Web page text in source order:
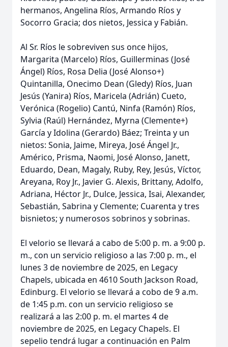
hermanos, Angelina Ríos, Armando Ríos y
Socorro Gracia; dos nietos, Jessica y Fabián.
Al Sr. Ríos le sobreviven sus once hijos,
Margarita (Marcelo) Ríos, Guillerminas (José
Ángel) Ríos, Rosa Delia (José Alonso+)
Quintanilla, Onecimo Dean (Gledy) Ríos, Juan
Jesús (Yanira) Ríos, Maricela (Adrián) Cueto,
Verónica (Rogelio) Cantú, Ninfa (Ramón) Ríos,
Sylvia (Raúl) Hernández, Myrna (Clemente+)
García y Idolina (Gerardo) Báez; Treinta y un
nietos: Sonia, Jaime, Mireya, José Ángel Jr.,
Américo, Prisma, Naomi, José Alonso, Janett,
Eduardo, Dean, Magaly, Ruby, Rey, Jesús, Víctor,
Areyana, Roy Jr., Javier G. Alexis, Brittany, Adolfo,
Adriana, Héctor Jr., Dulce, Jessica, Isai, Alexander,
Sebastián, Sabrina y Clemente; Cuarenta y tres
bisnietos; y numerosos sobrinos y sobrinas.
El velorio se llevará a cabo de 5:00 p. m. a 9:00 p.
m., con un servicio religioso a las 7:00 p. m., el
lunes 3 de noviembre de 2025, en Legacy
Chapels, ubicada en 4610 South Jackson Road,
Edinburg. El velorio se llevará a cobo de 9 a.m.
de 1:45 p.m. con un servicio religioso se
realizará a las 2:00 p. m. el martes 4 de
noviembre de 2025, en Legacy Chapels. El
sepelio tendrá lugar a continuación en Palm